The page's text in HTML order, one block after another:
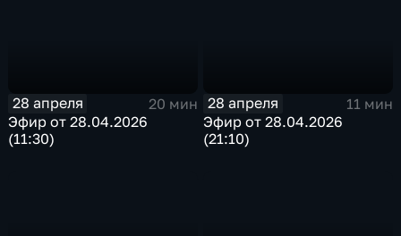
28 апреля
20 мин
Эфир от 28.04.2026
(11:30)
28 апреля
11 мин
Эфир от 28.04.2026
(21:10)